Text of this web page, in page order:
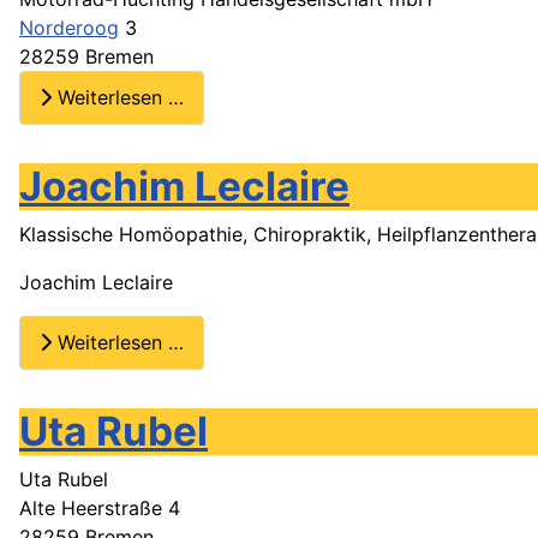
Norderoog 3
28259 Bremen
Weiterlesen …
Joachim Leclaire
Klassische Homöopathie, Chiropraktik,
Joachim Leclaire
Weiterlesen …
Uta Rubel
Uta Rubel
Alte Heerstraße 4